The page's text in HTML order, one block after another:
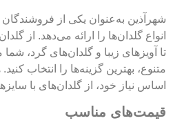
شهرآذین به‌عنوان یکی از فروشندگان
انواع گلدان‌ها را ارائه می‌دهد. از
تا آویزهای زیبا و گلدان‌های گرد،
متنوع، بهترین گزینه‌ها را انتخاب
اساس نیاز خود، از گلدان‌های با
قیمت‌های مناسب